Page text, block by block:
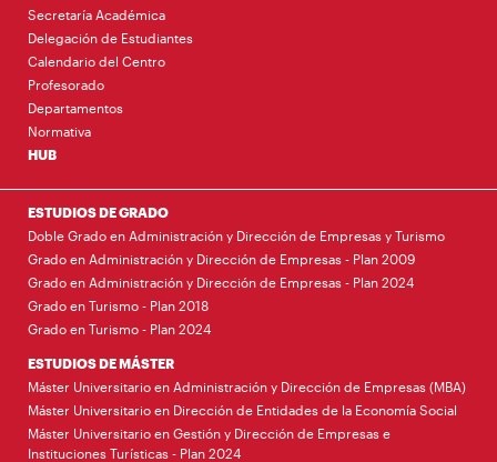
Secretaría Académica
Delegación de Estudiantes
Calendario del Centro
Profesorado
Departamentos
Normativa
HUB
ESTUDIOS DE GRADO
Doble Grado en Administración y Dirección de Empresas y Turismo
Grado en Administración y Dirección de Empresas - Plan 2009
Grado en Administración y Dirección de Empresas - Plan 2024
Grado en Turismo - Plan 2018
Grado en Turismo - Plan 2024
ESTUDIOS DE MÁSTER
Máster Universitario en Administración y Dirección de Empresas (MBA)
Máster Universitario en Dirección de Entidades de la Economía Social
Máster Universitario en Gestión y Dirección de Empresas e
Instituciones Turísticas - Plan 2024